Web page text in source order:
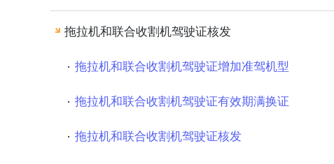
常熟市民族宗教事务局
拖拉机和联合收割机驾驶证核发
拖拉机和联合收割机驾驶证增加准驾机型
拖拉机和联合收割机驾驶证有效期满换证
拖拉机和联合收割机驾驶证核发